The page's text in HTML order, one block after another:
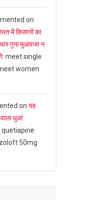
on
में किसानों का
गुना मुआवजा न
: meet single
women
on यह
धुआं
quetiapine
50mg